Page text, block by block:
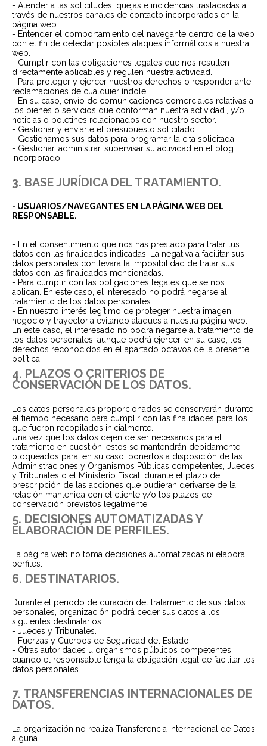
- Atender a las solicitudes, quejas e incidencias trasladadas a
través de nuestros canales de contacto incorporados en la
página web.
- Entender el comportamiento del navegante dentro de la web
con el fin de detectar posibles ataques informáticos a nuestra
web.
- Cumplir con las obligaciones legales que nos resulten
directamente aplicables y regulen nuestra actividad.
- Para proteger y ejercer nuestros derechos o responder ante
reclamaciones de cualquier índole.
- En su caso, envío de comunicaciones comerciales relativas a
los bienes o servicios que conforman nuestra actividad., y/o
noticias o boletines relacionados con nuestro sector.
- Gestionar y enviarle el presupuesto solicitado.
- Gestionamos sus datos para programar la cita solicitada.
- Gestionar, administrar, supervisar su actividad en el blog
incorporado.
3. BASE JURÍDICA DEL TRATAMIENTO.
- USUARIOS/NAVEGANTES EN LA PÁGINA WEB DEL
RESPONSABLE.
- En el consentimiento que nos has prestado para tratar tus
datos con las finalidades indicadas. La negativa a facilitar sus
datos personales conllevara la imposibilidad de tratar sus
datos con las finalidades mencionadas.
- Para cumplir con las obligaciones legales que se nos
aplican. En este caso, el interesado no podrá negarse al
tratamiento de los datos personales.
- En nuestro interés legítimo de proteger nuestra imagen,
negocio y trayectoria evitando ataques a nuestra página web.
En este caso, el interesado no podrá negarse al tratamiento de
los datos personales, aunque podrá ejercer, en su caso, los
derechos reconocidos en el apartado octavos de la presente
política.
4. PLAZOS O CRITERIOS DE
CONSERVACIÓN DE LOS DATOS.
Los datos personales proporcionados se conservarán durante
el tiempo necesario para cumplir con las finalidades para los
que fueron recopilados inicialmente.
Una vez que los datos dejen de ser necesarios para el
tratamiento en cuestión, estos se mantendrán debidamente
bloqueados para, en su caso, ponerlos a disposición de las
Administraciones y Organismos Públicas competentes, Jueces
y Tribunales o el Ministerio Fiscal, durante el plazo de
prescripción de las acciones que pudieran derivarse de la
relación mantenida con el cliente y/o los plazos de
conservación previstos legalmente.
5. DECISIONES AUTOMATIZADAS Y
ELABORACIÓN DE PERFILES.
La página web no toma decisiones automatizadas ni elabora
perfiles.
6. DESTINATARIOS.
Durante el periodo de duración del tratamiento de sus datos
personales, organización podrá ceder sus datos a los
siguientes destinatarios:
- Jueces y Tribunales.
- Fuerzas y Cuerpos de Seguridad del Estado.
- Otras autoridades u organismos públicos competentes,
cuando el responsable tenga la obligación legal de facilitar los
datos personales.
7. TRANSFERENCIAS INTERNACIONALES DE
DATOS.
La organización no realiza Transferencia Internacional de Datos
alguna.